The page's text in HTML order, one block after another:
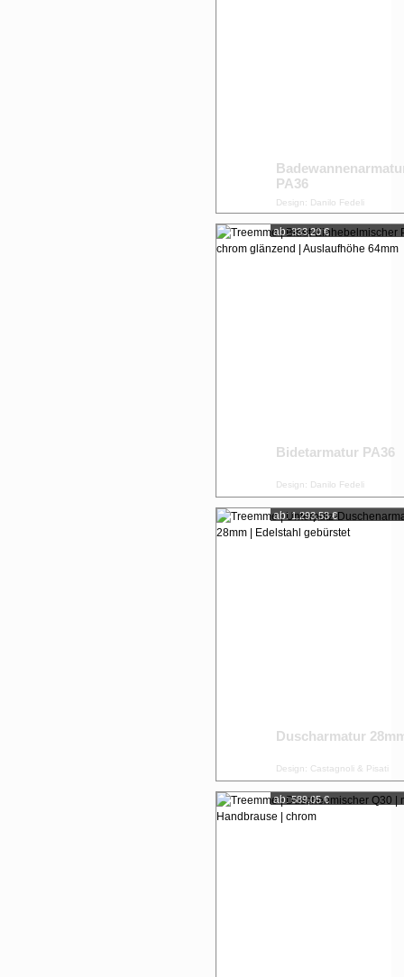
PA36
Design: Danilo Fedeli
ab: 333,20 €
Bidetarmatur PA36
Design: Danilo Fedeli
ab: 1.293,53 €
Duscharmatur
Design: Castagnoli & Pisati
ab: 589,05 €